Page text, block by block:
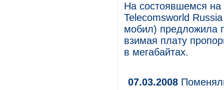
На состоявшемся
Telecomsworld
мобил) предложила
взимая плату
в мегабайтах.
07.03.2008